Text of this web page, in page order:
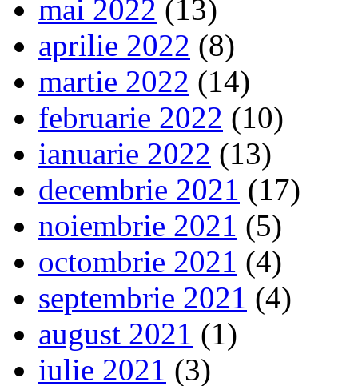
mai 2022 (13)
aprilie 2022 (8)
martie 2022 (14)
februarie 2022 (10)
ianuarie 2022 (13)
decembrie 2021 (17)
noiembrie 2021 (5)
octombrie 2021 (4)
septembrie 2021 (4)
august 2021 (1)
iulie 2021 (3)